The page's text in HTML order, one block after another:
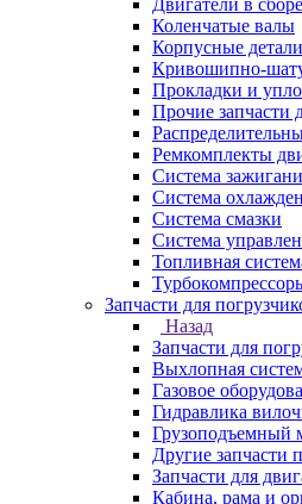
Двигатели в сборе
Коленчатые валы
Корпусные детали
Кривошипно-
Прокладки и
Прочие запчасти
Ремкомплекты
Система
Система
Система смазки
Система
Топливная
Запчасти для
Назад
Запчасти для
Выхлопная
Газовое
Гидравлика
Грузоподъемный
Другие запчасти
Запчасти для
Кабина, рама и